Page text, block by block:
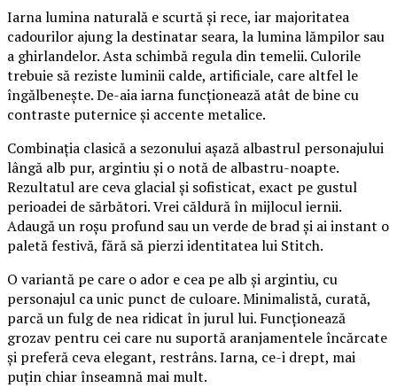
Iarna lumina naturală e scurtă și rece, iar majoritatea
cadourilor ajung la destinatar seara, la lumina lămpilor sau
a ghirlandelor. Asta schimbă regula din temelii. Culorile
trebuie să reziste luminii calde, artificiale, care altfel le
îngălbenește. De-aia iarna funcționează atât de bine cu
contraste puternice și accente metalice.
Combinația clasică a sezonului așază albastrul personajului
lângă alb pur, argintiu și o notă de albastru-noapte.
Rezultatul are ceva glacial și sofisticat, exact pe gustul
perioadei de sărbători. Vrei căldură în mijlocul iernii.
Adaugă un roșu profund sau un verde de brad și ai instant o
paletă festivă, fără să pierzi identitatea lui Stitch.
O variantă pe care o ador e cea pe alb și argintiu, cu
personajul ca unic punct de culoare. Minimalistă, curată,
parcă un fulg de nea ridicat în jurul lui. Funcționează
grozav pentru cei care nu suportă aranjamentele încărcate
și preferă ceva elegant, restrâns. Iarna, ce-i drept, mai
puțin chiar înseamnă mai mult.